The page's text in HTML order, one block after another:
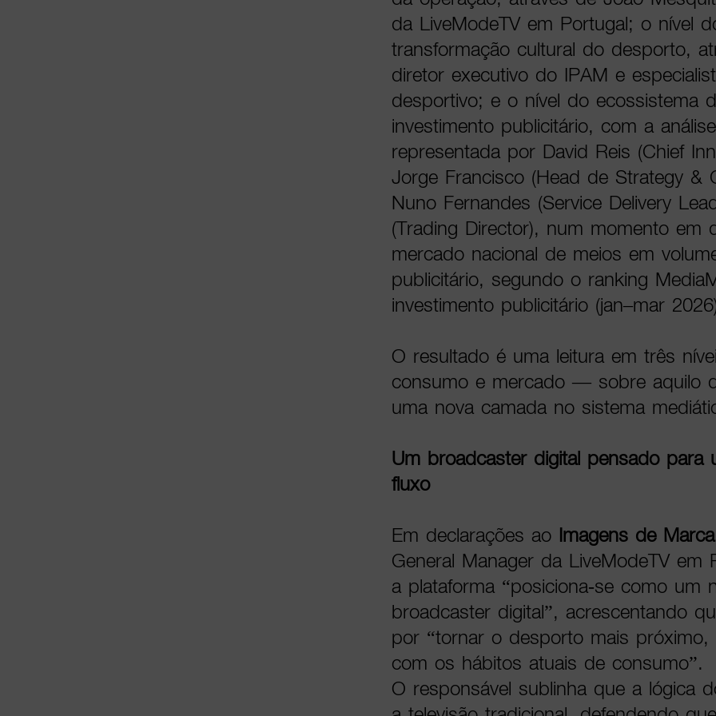
da LiveModeTV em Portugal; o nível
transformação cultural do desporto,
diretor executivo do IPAM e
desportivo; e o nível do ecossistema
investimento publicitário, com a
representada por David Reis (Chief
Jorge Francisco (Head de Strategy &
Nuno Fernandes (Service Delivery
(Trading Director), num momento em
mercado nacional de meios em
publicitário, segundo o ranking
investimento publicitário (jan–mar
O resultado é uma leitura em três
consumo e mercado — sobre aquilo
uma nova camada no sistema
Um broadcaster digital pensado para
fluxo
Em declarações ao Imagens de Marca
General Manager da LiveModeTV em
a plataforma “posiciona-se como um
broadcaster digital”, acrescentando
por “tornar o desporto mais próximo,
com os hábitos atuais de consumo”.
O responsável sublinha que a lógica